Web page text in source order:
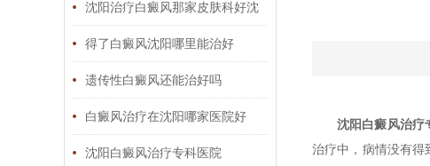
沈阳治疗白癜风那家皮肤科好沈
阳那个医院看白癜风效果
得了白癜风沈阳哪里能治好
遗传性白癜风还能治好吗
白癜风治疗在沈阳哪家医院好
沈阳白癜风治疗专科医院
沈阳白癜风治疗
治疗中，病情没有得